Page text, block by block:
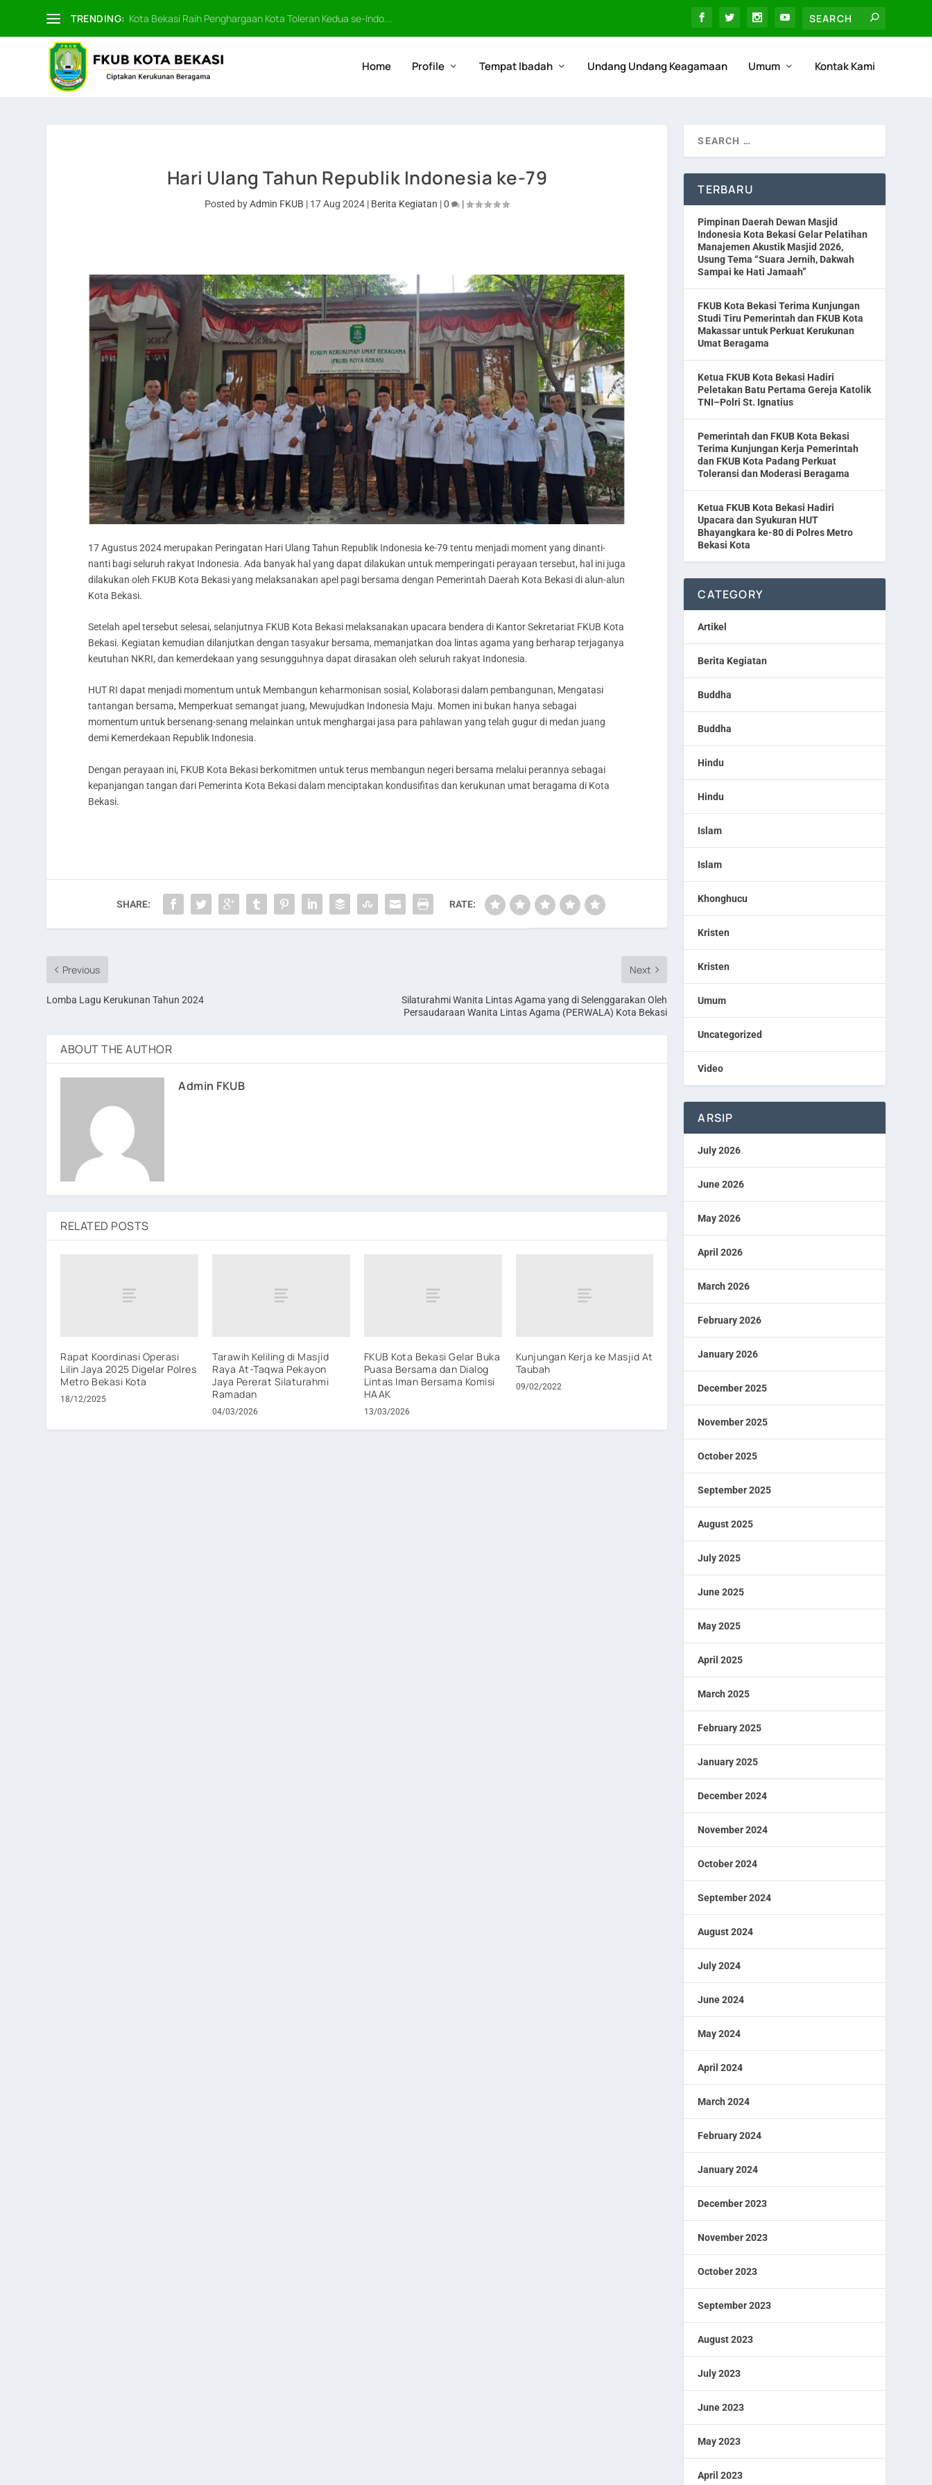
TRENDING: Kota Bekasi Raih Penghargaan Kota Toleran Kedua se-Indo...
Home Profile Tempat Ibadah Undang Undang Keagamaan Umum Kontak Kami
Hari Ulang Tahun Republik Indonesia ke-79
Posted byAdmin FKUB | 17 Aug 2024 | Berita Kegiatan |0 |
17 Agustus 2024 merupakan Peringatan Hari Ulang Tahun Republik Indonesia ke-79 tentu menjadi moment yang dinanti-
nanti bagi seluruh rakyat Indonesia. Ada banyak hal yang dapat dilakukan untuk memperingati perayaan tersebut, hal ini juga
dilakukan oleh FKUB Kota Bekasi yang melaksanakan apel pagi bersama dengan Pemerintah Daerah Kota Bekasi di alun-alun
Kota Bekasi.
Setelah apel tersebut selesai, selanjutnya FKUB Kota Bekasi melaksanakan upacara bendera di Kantor Sekretariat FKUB Kota
Bekasi. Kegiatan kemudian dilanjutkan dengan tasyakur bersama, memanjatkan doa lintas agama yang berharap terjaganya
keutuhan NKRI, dan kemerdekaan yang sesungguhnya dapat dirasakan oleh seluruh rakyat Indonesia.
HUT RI dapat menjadi momentum untuk Membangun keharmonisan sosial, Kolaborasi dalam pembangunan, Mengatasi
tantangan bersama, Memperkuat semangat juang, Mewujudkan Indonesia Maju. Momen ini bukan hanya sebagai
momentum untuk bersenang-senang melainkan untuk menghargai jasa para pahlawan yang telah gugur di medan juang
demi Kemerdekaan Republik Indonesia.
Dengan perayaan ini, FKUB Kota Bekasi berkomitmen untuk terus membangun negeri bersama melalui perannya sebagai
kepanjangan tangan dari Pemerinta Kota Bekasi dalam menciptakan kondusifitas dan kerukunan umat beragama di Kota
Bekasi.
SHARE: RATE:
Previous
Lomba Lagu Kerukunan Tahun 2024
Next
Silaturahmi Wanita Lintas Agama yang di Selenggarakan Oleh
Persaudaraan Wanita Lintas Agama (PERWALA) Kota Bekasi
ABOUT THE AUTHOR
Admin FKUB
RELATED POSTS
Rapat Koordinasi Operasi
Lilin Jaya 2025 Digelar Polres
Metro Bekasi Kota
18/12/2025
Tarawih Keliling di Masjid
Raya At-Taqwa Pekayon
Jaya Pererat Silaturahmi
Ramadan
04/03/2026
FKUB Kota Bekasi Gelar Buka
Puasa Bersama dan Dialog
Lintas Iman Bersama Komisi
HAAK
13/03/2026
Kunjungan Kerja ke Masjid At
Taubah
09/02/2022
TERBARU
Pimpinan Daerah Dewan Masjid
Indonesia Kota Bekasi Gelar Pelatihan
Manajemen Akustik Masjid 2026,
Usung Tema “Suara Jernih, Dakwah
Sampai ke Hati Jamaah”
FKUB Kota Bekasi Terima Kunjungan
Studi Tiru Pemerintah dan FKUB Kota
Makassar untuk Perkuat Kerukunan
Umat Beragama
Ketua FKUB Kota Bekasi Hadiri
Peletakan Batu Pertama Gereja Katolik
TNI–Polri St. Ignatius
Pemerintah dan FKUB Kota Bekasi
Terima Kunjungan Kerja Pemerintah
dan FKUB Kota Padang Perkuat
Toleransi dan Moderasi Beragama
Ketua FKUB Kota Bekasi Hadiri
Upacara dan Syukuran HUT
Bhayangkara ke-80 di Polres Metro
Bekasi Kota
CATEGORY
Artikel
Berita Kegiatan
Buddha
Buddha
Hindu
Hindu
Islam
Islam
Khonghucu
Kristen
Kristen
Umum
Uncategorized
Video
ARSIP
July 2026
June 2026
May 2026
April 2026
March 2026
February 2026
January 2026
December 2025
November 2025
October 2025
September 2025
August 2025
July 2025
June 2025
May 2025
April 2025
March 2025
February 2025
January 2025
December 2024
November 2024
October 2024
September 2024
August 2024
July 2024
June 2024
May 2024
April 2024
March 2024
February 2024
January 2024
December 2023
November 2023
October 2023
September 2023
August 2023
July 2023
June 2023
May 2023
April 2023